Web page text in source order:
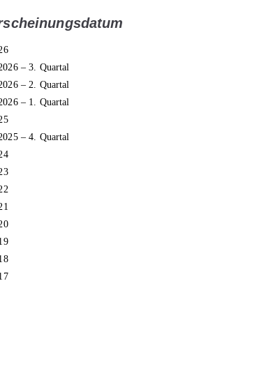
– 3. Quartal
– 2. Quartal
– 1. Quartal
– 4. Quartal